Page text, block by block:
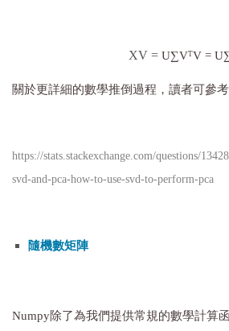
XV = U∑VTV =
關於更詳細的數學推倒過程，讀者可參考
https://stats.stackexchange.com/questions/
svd-and-pca-how-to-use-svd-to-perform-pca
隨機數矩陣
Numpy除了為我們提供常規的數學計算